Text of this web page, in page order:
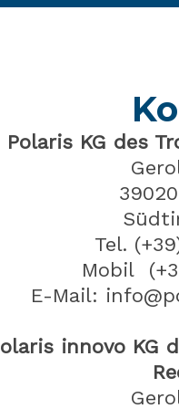
Polaris KG des
39020
Tel.
Mobil
E-Mail:
innovo KG